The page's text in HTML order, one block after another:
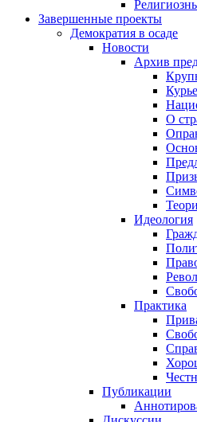
Завершенные проекты
Демократия в осаде
Новости
Архив
О
Идеология
Практика
Публикации